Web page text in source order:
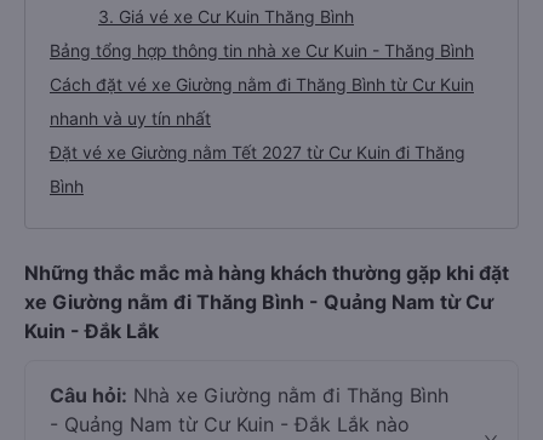
3. Giá vé xe Cư Kuin Thăng Bình
Bảng tổng hợp thông tin nhà xe Cư Kuin - Thăng Bình
Cách đặt vé xe Giường nằm đi Thăng Bình từ Cư Kuin
nhanh và uy tín nhất
Đặt vé xe Giường nằm Tết 2027 từ Cư Kuin đi Thăng
Bình
Những thắc mắc mà hàng khách thường gặp khi đặt
xe Giường nằm đi Thăng Bình - Quảng Nam từ Cư
Kuin - Đắk Lắk
Câu hỏi: Nhà xe Giường nằm đi Thăng Bình
- Quảng Nam từ Cư Kuin - Đắk Lắk nào